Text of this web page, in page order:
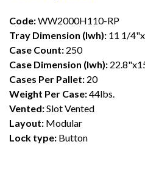
Code:WW2000H110-RP
Tray Dimension (lwh): 11 1/
Case Count: 250
Case Dimension (lwh):
Cases Per Pallet: 20
Weight Per Case:44lbs.
Vented:Slot Vented
Layout: Modular
Lock type: Button